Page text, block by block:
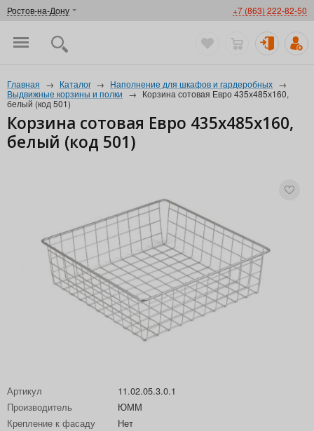
Ростов-на-Дону +7 (863) 222-82-50
Главная → Каталог → Наполнение для шкафов и гардеробных →
Выдвижные корзины и полки → Корзина сотовая Евро 435х485х160,
белый (код 501)
Корзина сотовая Евро 435х485х160,
белый (код 501)
Артикул
11.02.05.3.0.1
Производитель
ЮММ
Крепление к фасаду
Нет